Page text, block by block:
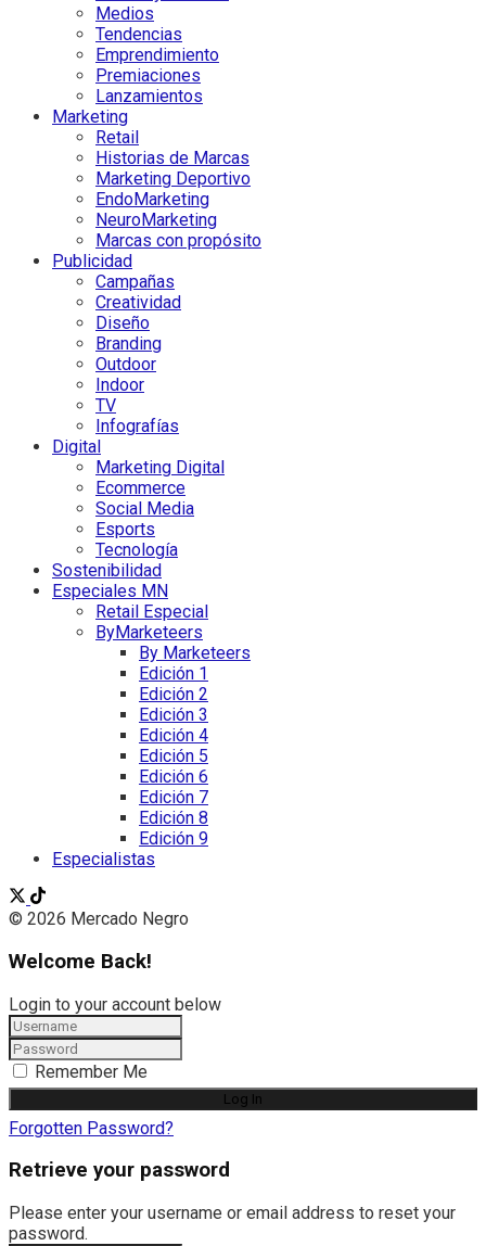
Medios
Tendencias
Emprendimiento
Premiaciones
Lanzamientos
Marketing
Retail
Historias de Marcas
Marketing Deportivo
EndoMarketing
NeuroMarketing
Marcas con propósito
Publicidad
Campañas
Creatividad
Diseño
Branding
Outdoor
Indoor
TV
Infografías
Digital
Marketing Digital
Ecommerce
Social Media
Esports
Tecnología
Sostenibilidad
Especiales MN
Retail Especial
ByMarketeers
By Marketeers
Edición 1
Edición 2
Edición 3
Edición 4
Edición 5
Edición 6
Edición 7
Edición 8
Edición 9
Especialistas
© 2026 Mercado Negro
Welcome Back!
Login to your account below
Remember Me
Forgotten Password?
Retrieve your password
Please enter your username or email address to reset your
password.